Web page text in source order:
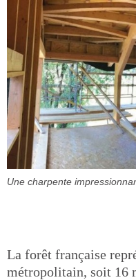
Une charpente
La forêt française
métropolitain, soit 16